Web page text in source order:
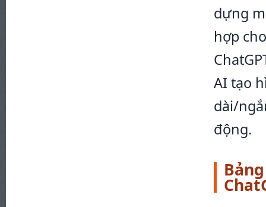
dựng
hợp
AI tạo
dài/
động.